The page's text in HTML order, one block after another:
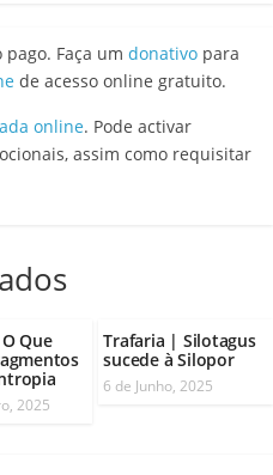
Faça um donativo para
de acesso online gratuito.
online. Pode activar
assim como requisitar
Que
2025
Trafaria | Silotagus
sucede à Silopor
6 de Junho, 2025